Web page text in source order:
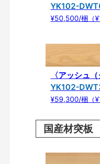
YK102-
¥50,500/梱（
〈アッシュ
YK102-
¥59,300/梱（
国産材突板